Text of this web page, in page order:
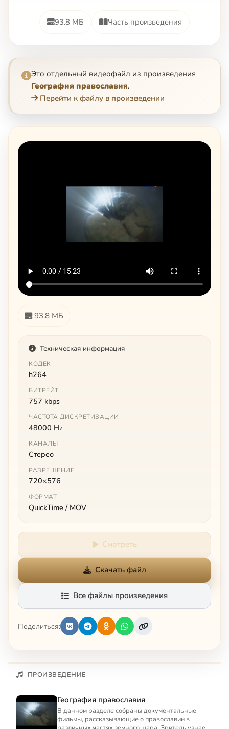
93.8 МБ Часть произведения
Это отдельный видеофайл из произведения
География православия.
Перейти к файлу в произведении
93.8 МБ
Техническая информация
КОДЕК
h264
БИТРЕЙТ
757 kbps
ЧАСТОТА ДИСКРЕТИЗАЦИИ
48000 Hz
КАНАЛЫ
Стерео
РАЗРЕШЕНИЕ
720×576
ФОРМАТ
QuickTime / MOV
Смотреть
Скачать файл
Все файлы произведения
Поделиться:
ПРОИЗВЕДЕНИЕ
География православия
В данном разделе собраны документальные
фильмы, рассказывающие о православии в